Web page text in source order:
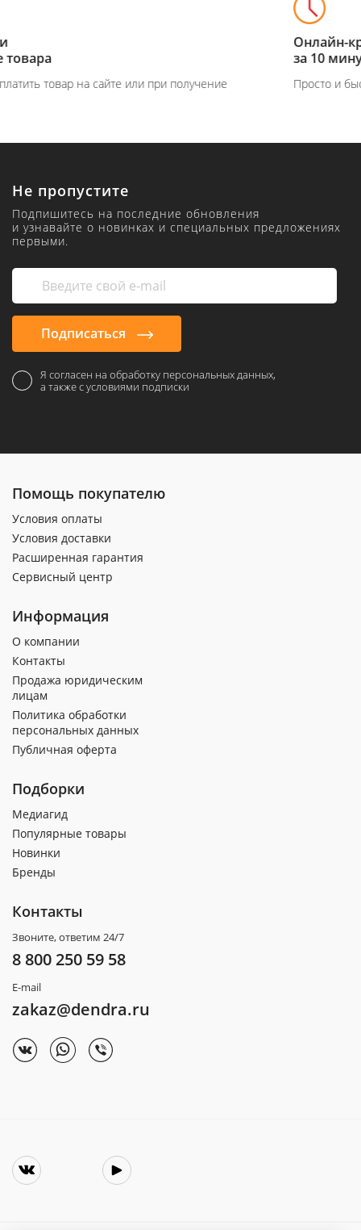
за 10 минут на покупку
Просто и быстро, никаких справок
Не пропустите
Подпишитесь на последние обновления
и узнавайте о новинках и специальных предложениях
первыми.
Подписаться
Я согласен на обработку персональных данных,
а также с условиями подписки
Помощь покупателю
Условия оплаты
Условия доставки
Расширенная гарантия
Сервисный центр
Информация
О компании
Контакты
Продажа юридическим
лицам
Политика обработки
персональных данных
Публичная оферта
Подборки
Медиагид
Популярные товары
Новинки
Бренды
Контакты
Звоните, ответим 24/7
8 800 250 59 58
E-mail
zakaz@dendra.ru